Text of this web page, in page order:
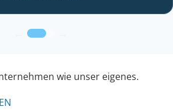
wie unser eigenes.